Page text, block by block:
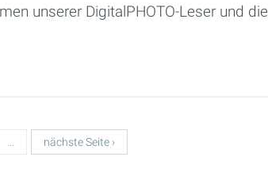
unserer DigitalPHOTO-Leser und die
… nächste Seite ›